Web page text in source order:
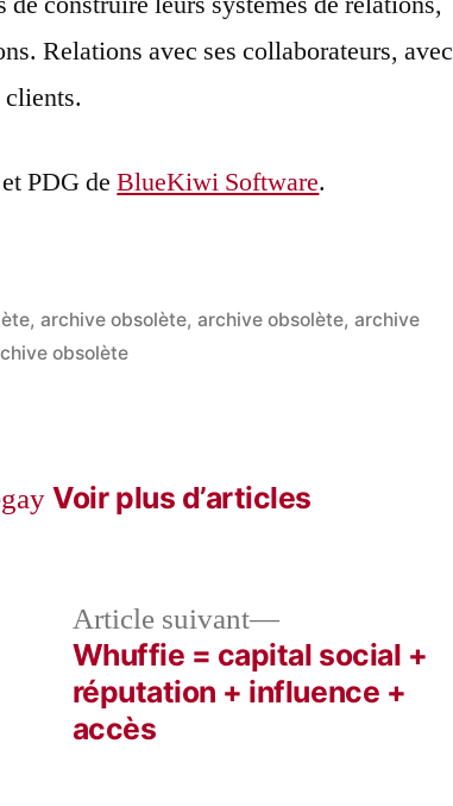
Relations avec ses collaborateurs, avec
clients.
PDG deBlueKiwi Software.
,archive obsolète,archive obsolète,archive
obsolète
Voir plus d’articles
Article suivant
Article
suivant :
Whuffie = capital social +
réputation + influence +
accès